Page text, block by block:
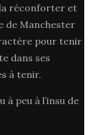
la réconforter et
de Manchester
pour tenir
dans ses
à tenir.
à peu à l’insu de